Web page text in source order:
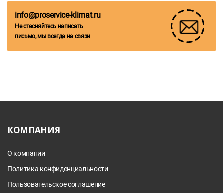
info@proservice-klimat.ru
Не стесняйтесь написать
письмо, мы всегда на связи
КОМПАНИЯ
О компании
Политика конфиденциальности
Пользовательское соглашение